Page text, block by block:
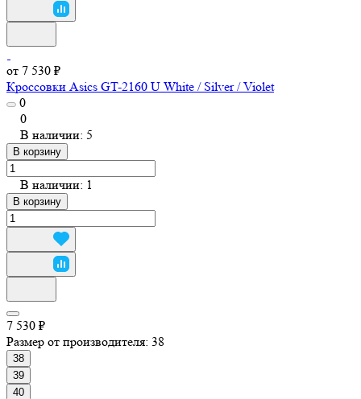
от 7 530 ₽
Кроссовки Asics GT-2160 U White / Silver / Violet
0
0
В наличии: 5
В корзину
В наличии: 1
В корзину
7 530 ₽
Размер от производителя: 38
38
39
40